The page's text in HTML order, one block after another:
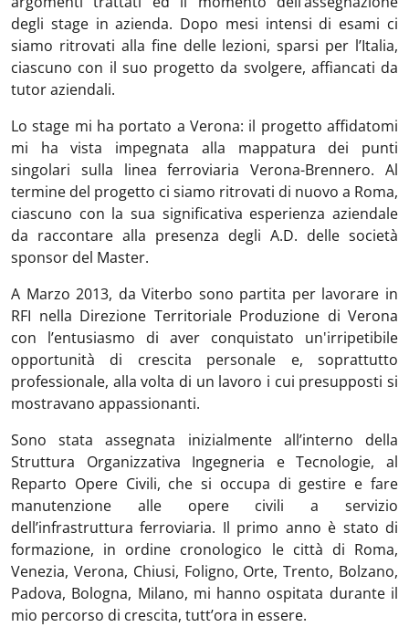
degli stage in azienda. Dopo mesi intensi di esami ci
siamo ritrovati alla fine delle lezioni, sparsi per l’Italia,
ciascuno con il suo progetto da svolgere, affiancati da
tutor aziendali.
Lo stage mi ha portato a Verona: il progetto affidatomi
mi ha vista impegnata alla mappatura dei punti
singolari sulla linea ferroviaria Verona-Brennero. Al
termine del progetto ci siamo ritrovati di nuovo a Roma,
ciascuno con la sua significativa esperienza aziendale
da raccontare alla presenza degli A.D. delle società
sponsor del Master.
A Marzo 2013, da Viterbo sono partita per lavorare in
RFI nella Direzione Territoriale Produzione di Verona
con l’entusiasmo di aver conquistato un'irripetibile
opportunità di crescita personale e, soprattutto
professionale, alla volta di un lavoro i cui presupposti si
mostravano appassionanti.
Sono stata assegnata inizialmente all’interno della
Struttura Organizzativa Ingegneria e Tecnologie, al
Reparto Opere Civili, che si occupa di gestire e fare
manutenzione alle opere civili a servizio
dell’infrastruttura ferroviaria. Il primo anno è stato di
formazione, in ordine cronologico le città di Roma,
Venezia, Verona, Chiusi, Foligno, Orte, Trento, Bolzano,
Padova, Bologna, Milano, mi hanno ospitata durante il
mio percorso di crescita, tutt’ora in essere.